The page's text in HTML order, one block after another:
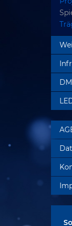
2D
3D